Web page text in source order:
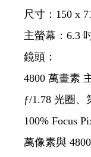
尺寸：150 x
主螢幕：6.3
鏡頭：
4800 萬畫素
ƒ/1.78 光圈、
100% Focus
萬像素與